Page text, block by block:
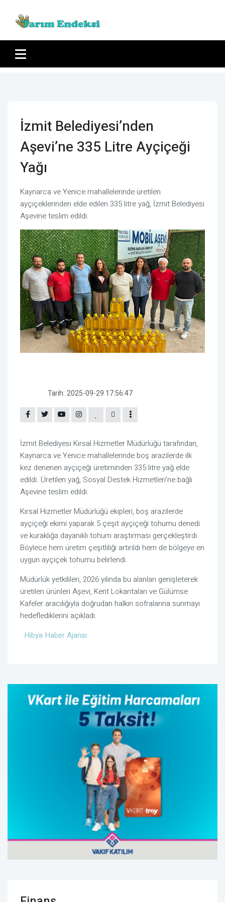
İzmit Belediyesi’nden
Aşevi’ne 335 Litre Ayçiçeği
Yağı
Kaynarca ve Yenice mahallelerinde üretilen
ayçiçeklerinden elde edilen 335 litre yağ, İzmit Belediyesi
Aşevine teslim edildi.
Tarih: 2025-09-29 17:56:47
İzmit Belediyesi Kırsal Hizmetler Müdürlüğü tarafından,
Kaynarca ve Yenice mahallelerinde boş arazilerde ilk
kez denenen ayçiçeği üretiminden 335 litre yağ elde
edildi. Üretilen yağ, Sosyal Destek Hizmetleri’ne bağlı
Aşevine teslim edildi.
Kırsal Hizmetler Müdürlüğü ekipleri, boş arazilerde
ayçiçeği ekimi yaparak 5 çeşit ayçiçeği tohumu denedi
ve kuraklığa dayanıklı tohum araştırması gerçekleştirdi.
Böylece hem üretim çeşitliliği artırıldı hem de bölgeye en
uygun ayçiçek tohumu belirlendi.
Müdürlük yetkilileri, 2026 yılında bu alanları genişleterek
üretilen ürünleri Aşevi, Kent Lokantaları ve Gülümse
Kafeler aracılığıyla doğrudan halkın sofralarına sunmayı
hedeflediklerini açıkladı.
Hibya Haber Ajansı